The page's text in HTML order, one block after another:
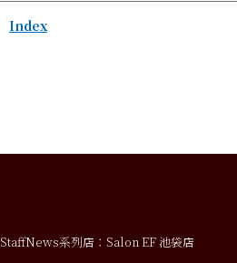
Index
StaffNews系列店：Salon EF 池袋店